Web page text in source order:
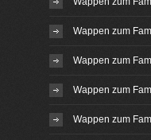
Wappen zum
Wappen zum
Wappen zum
Wappen zum